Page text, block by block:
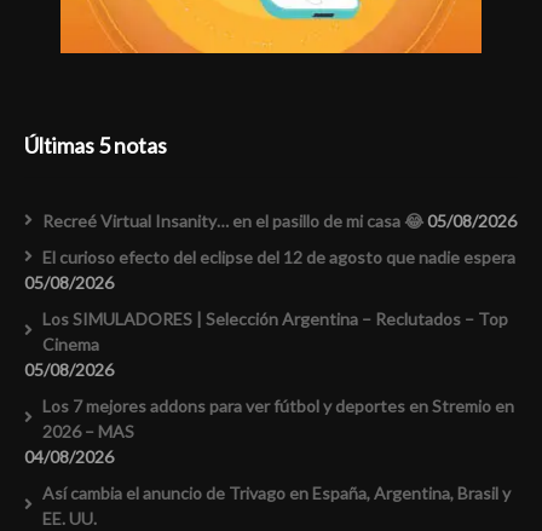
Últimas 5 notas
Recreé Virtual Insanity… en el pasillo de mi casa 😂05/08/2026
El curioso efecto del eclipse del 12 de agosto que nadie espera
05/08/2026
Los SIMULADORES | Selección Argentina – Reclutados – Top
Cinema
05/08/2026
Los 7 mejores addons para ver fútbol y deportes en Stremio en
2026 – MAS
04/08/2026
Así cambia el anuncio de Trivago en España, Argentina, Brasil y
EE. UU.